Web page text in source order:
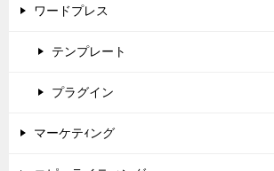
ワードプレス
テンプレート
プラグイン
マーケテｨング